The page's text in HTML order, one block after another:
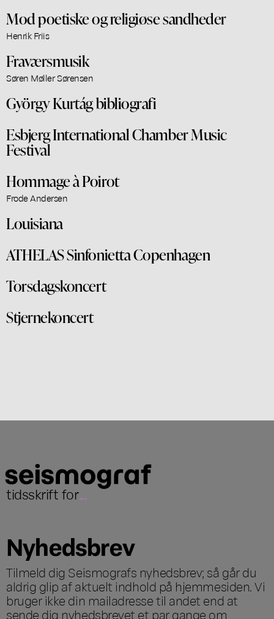
Mod poetiske og religiøse sandheder
Henrik Friis
Fraværsmusik
Søren Møller Sørensen
György Kurtág bibliografi
Esbjerg International Chamber Music
Festival
Hommage à Poirot
Frode Andersen
Louisiana
ATHELAS Sinfonietta Copenhagen
Torsdagskoncert
Stjernekoncert
tidsskrift for...
Nyhedsbrev
Tilmeld dig Seismografs nyhedsbrev; så går du
aldrig glip af aktuelt indhold på hjemmesiden. Vi
bruger ikke din mailadresse til andet end at
sende dig nyhedsbrevet et par gange om